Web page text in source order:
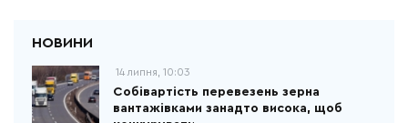
14 липня, 10:03
Собівартість перевезень зерна
вантажівками занадто висока, щоб